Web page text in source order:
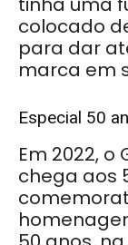
colocado
para dar
marca em
Especial 50
Em 2022, o
chega aos